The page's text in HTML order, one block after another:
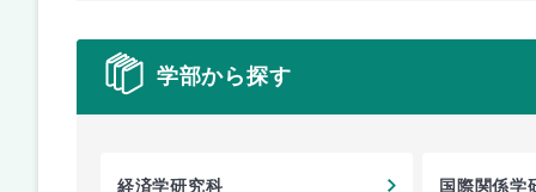
学部から探す
経済学研究科 国際関係学